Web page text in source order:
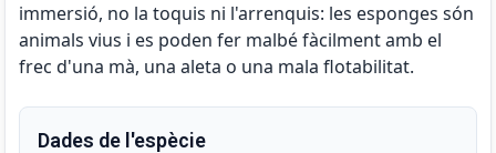
immersió, no la toquis ni l'arrenquis: les esponges són
animals vius i es poden fer malbé fàcilment amb el
frec d'una mà, una aleta o una mala flotabilitat.
Dades de l'espècie